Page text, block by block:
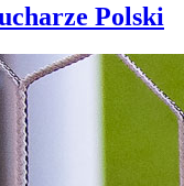
Polski